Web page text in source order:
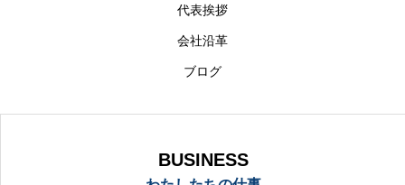
代表挨拶
会社沿革
ブログ
BUSINESS